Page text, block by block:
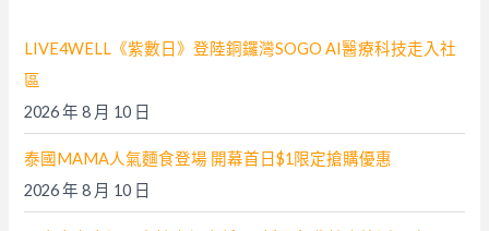
LIVE4WELL《紫數日》登陸銅鑼灣SOGO AI醫療科技走入社
區
2026 年 8 月 10 日
泰國MAMA人氣麵食登場 開幕首日$1限定搶購優惠
2026 年 8 月 10 日